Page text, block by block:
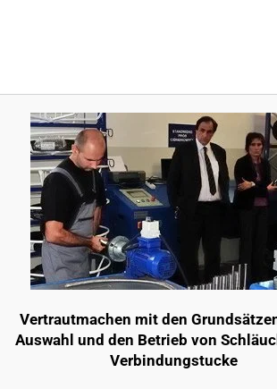
Vertrautmachen mit den
Auswahl und den Betrieb von
Verbindungstucke